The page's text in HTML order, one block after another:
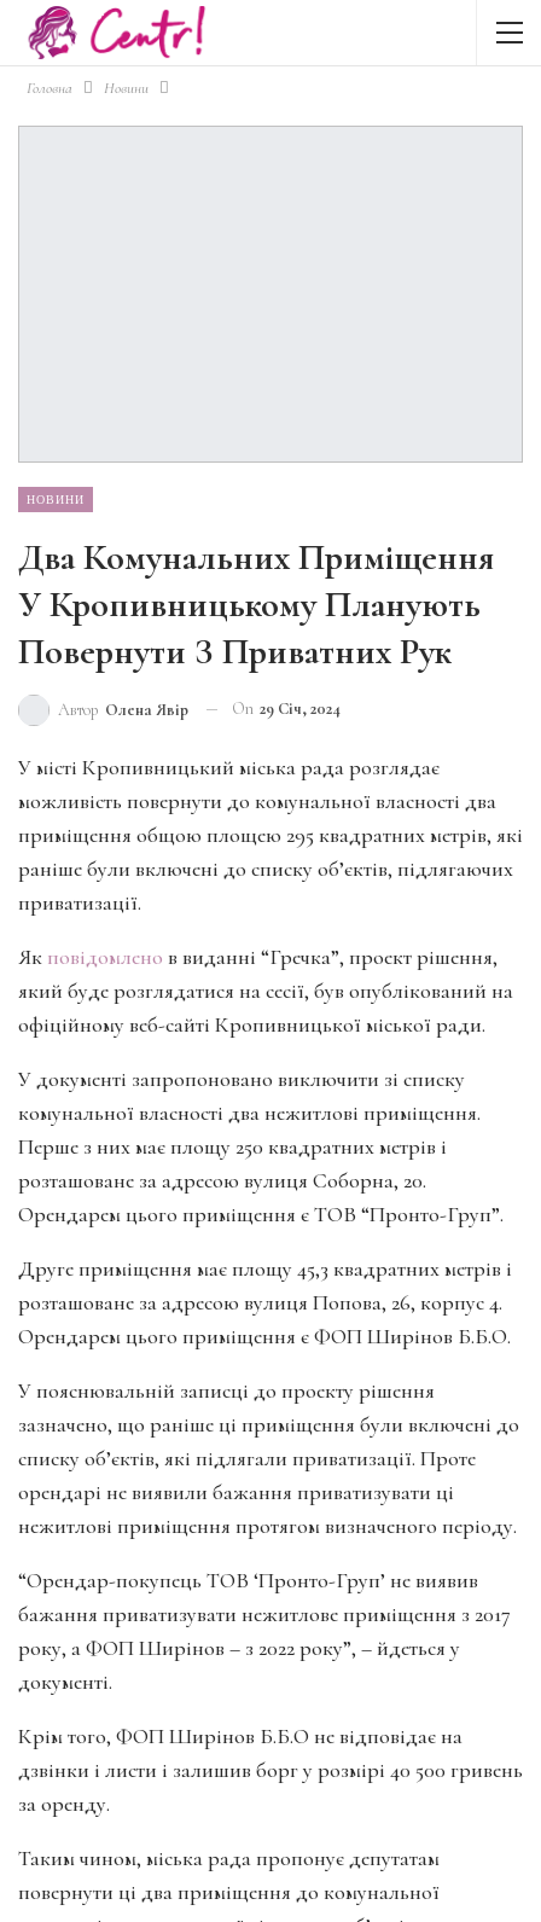
Головна Новини
НОВИНИ
Два Комунальних Приміщення
У Кропивницькому Планують
Повернути З Приватних Рук
Автор Олена Явір On 29 Січ, 2024
У місті Кропивницький міська рада розглядає
можливість повернути до комунальної власності два
приміщення общою площею 295 квадратних метрів, які
раніше були включені до списку об’єктів, підлягаючих
приватизації.
Як повідомлено в виданні “Гречка”, проект рішення,
який буде розглядатися на сесії, був опублікований на
офіційному веб-сайті Кропивницької міської ради.
У документі запропоновано виключити зі списку
комунальної власності два нежитлові приміщення.
Перше з них має площу 250 квадратних метрів і
розташоване за адресою вулиця Соборна, 20.
Орендарем цього приміщення є ТОВ “Пронто-Груп”.
Друге приміщення має площу 45,3 квадратних метрів і
розташоване за адресою вулиця Попова, 26, корпус 4.
Орендарем цього приміщення є ФОП Ширінов Б.Б.О.
У пояснювальній записці до проекту рішення
зазначено, що раніше ці приміщення були включені до
списку об’єктів, які підлягали приватизації. Проте
орендарі не виявили бажання приватизувати ці
нежитлові приміщення протягом визначеного періоду.
“Орендар-покупець ТОВ ‘Пронто-Груп’ не виявив
бажання приватизувати нежитлове приміщення з 2017
року, а ФОП Ширінов – з 2022 року”, – йдеться у
документі.
Крім того, ФОП Ширінов Б.Б.О не відповідає на
дзвінки і листи і залишив борг у розмірі 40 500 гривень
за оренду.
Таким чином, міська рада пропонує депутатам
повернути ці два приміщення до комунальної